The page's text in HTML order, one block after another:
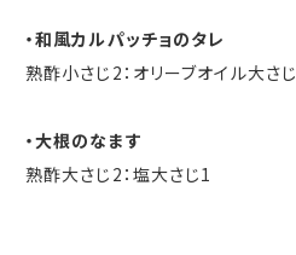
・和風カルパッチョのタレ
熟酢小さじ 2 ：オリーブオイル大さじ
・大根のなます
熟酢大さじ 2 ：塩大さじ1